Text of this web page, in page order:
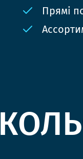
Прямі